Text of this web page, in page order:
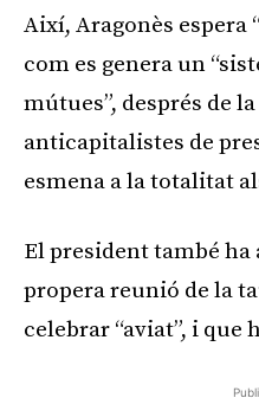
Així, Aragonès espera
com es genera un
mútues”, després de
anticapitalistes de
esmena a la totalitat
El president també ha
propera reunió de la
celebrar “aviat”, i que